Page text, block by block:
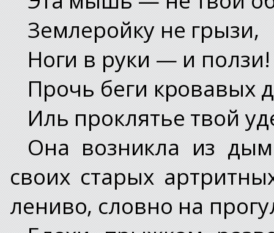
Землеройку не грызи,
Ноги в руки — и ползи!
Прочь беги кровавых
Иль проклятье твой
Она возникла из
своих старых
лениво, словно на